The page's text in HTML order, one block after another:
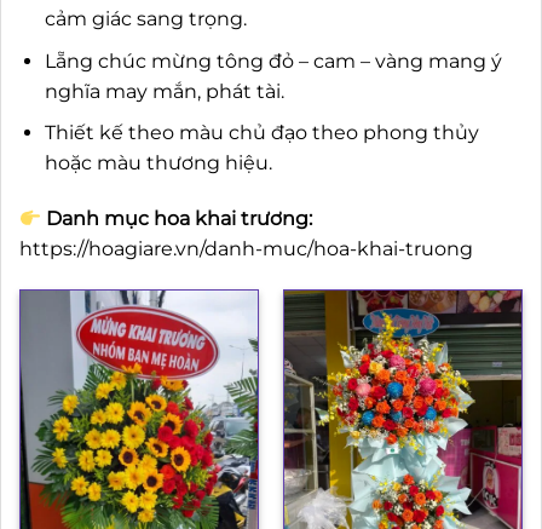
cảm giác sang trọng.
Lẵng chúc mừng tông đỏ – cam – vàng mang ý
nghĩa may mắn, phát tài.
Thiết kế theo màu chủ đạo theo phong thủy
hoặc màu thương hiệu.
Danh mục hoa khai trương:
https://hoagiare.vn/danh-muc/hoa-khai-truong